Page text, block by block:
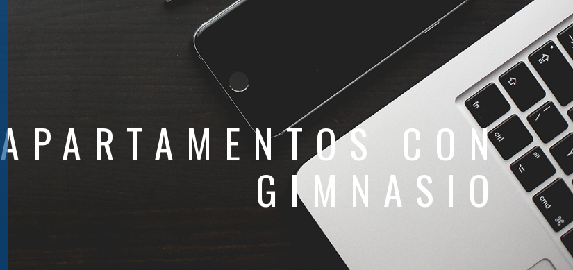
APARTAMENTOS CON
GIMNASIO